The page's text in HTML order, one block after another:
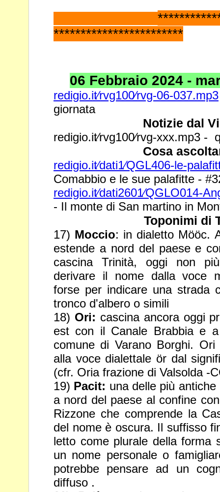
************************
06 Febbraio 2024 -
redigio.it⁄rvg100⁄rvg-06-037.mp3
giornata
Notizie dal
redigio.it⁄rvg100⁄rvg-xxx.mp3 -
Cosa
redigio.it⁄dati1⁄QGL406-le-
Comabbio e le sue palafitte -
redigio.it⁄dati2601⁄QGLO014-
- Il monte di San martino in
Toponimi di
17) Moccio: in dialetto Mööc.
estende a nord del paese e
cascina Trinità, oggi non
derivare il nome dalla voce
forse per indicare una strada
tronco d'albero o simili
18) Ori: cascina ancora oggi
est con il Canale Brabbia e
comune di Varano Borghi.
alla voce dialettale ör dal
(cfr. Oria frazione di Valsolda -
19) Pacit: una delle più
a nord del paese al confine
Rizzone che comprende la
del nome è oscura. Il suffisso
letto come plurale della forma
un nome personale o
potrebbe pensare ad un
diffuso .